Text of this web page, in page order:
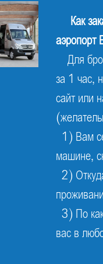
Как
аэропорт
Для
за 1 час,
сайт или
1) Вам
машине,
2)
3) По
вас в